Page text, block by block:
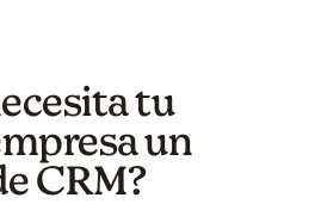
tu
un
CRM?